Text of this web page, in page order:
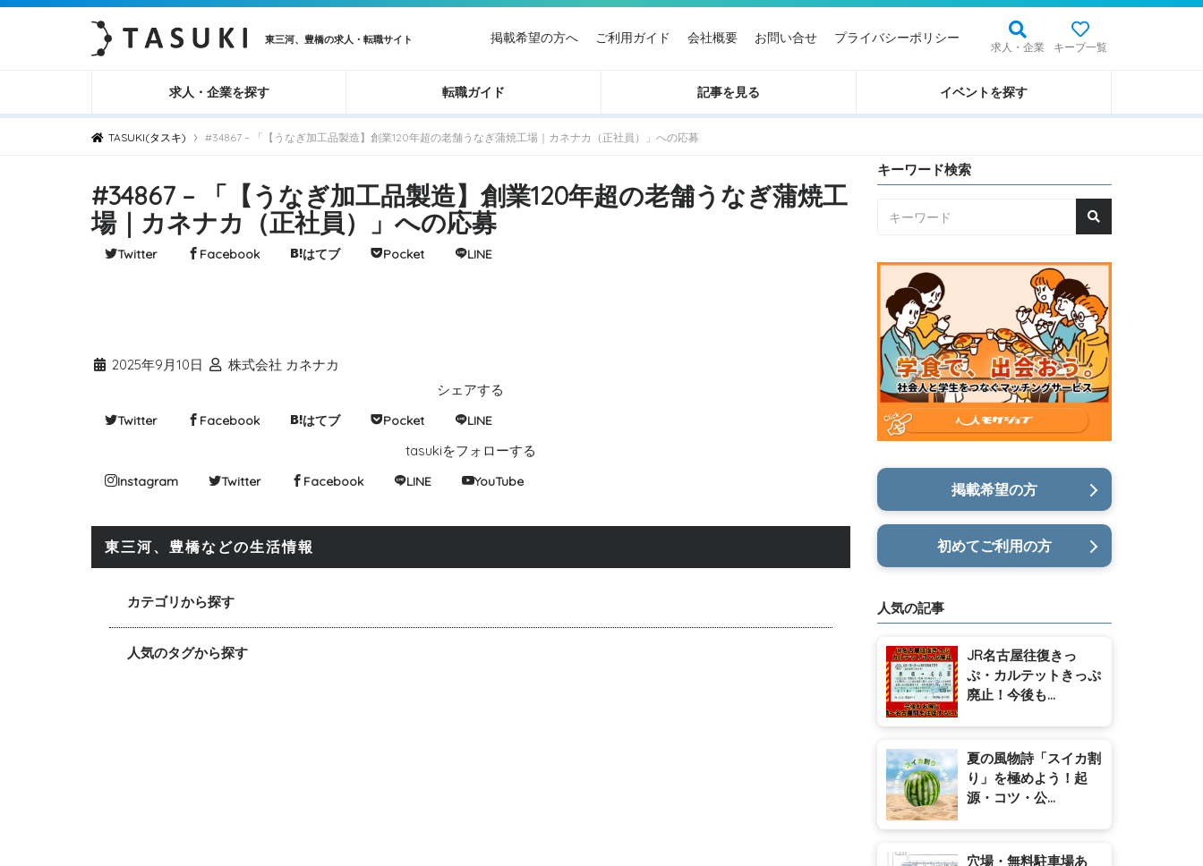
東三河、豊橋の求人・転職サイト
求人・企業 キープ一覧
掲載希望の方へ ご利用ガイド 会社概要 お問い合せ プライバシーポリシー
求人・企業を探す 転職ガイド 記事を見る イベントを探す
TASUKI(タスキ) › #34867 – 「【うなぎ加工品製造】創業120年超の老舗うなぎ蒲焼工場｜カネナカ（正社員）」への応募
#34867 – 「【うなぎ加工品製造】創業120年超の老舗うなぎ蒲焼工
場｜カネナカ（正社員）」への応募
Twitter Facebook はてブ Pocket LINE
2025年9月10日
株式会社 カネナカ
シェアする
Twitter Facebook はてブ Pocket LINE
tasukiをフォローする
Instagram Twitter Facebook LINE YouTube
東三河、豊橋などの生活情報
カテゴリから探す
人気のタグから探す
キーワード検索
掲載希望の方
初めてご利用の方
人気の記事
JR名古屋往復きっ
ぷ・カルテットきっぷ
廃止！今後も...
夏の風物詩「スイカ割
り」を極めよう！起
源・コツ・公...
穴場・無料駐車場あ